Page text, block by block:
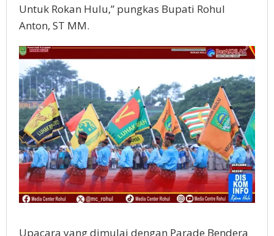
Untuk Rokan Hulu,” pungkas Bupati Rohul
Anton, ST MM.
Upacara yang dimulai dengan Parade Bendera